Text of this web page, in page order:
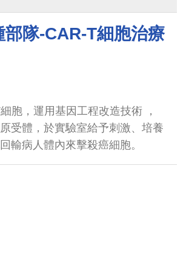
隊-CAR-T細胞治療
胞，運用基因工程改造技術 ，
受體，於實驗室給予刺激、培養
輸病人體內來擊殺癌細胞。